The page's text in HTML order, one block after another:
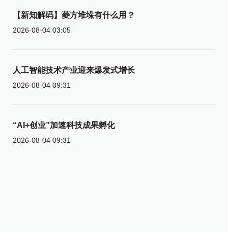
【新知解码】菱方堆垛有什么用？
2026-08-04 03:05
人工智能技术产业迎来爆发式增长
2026-08-04 09:31
“AI+创业”加速科技成果孵化
2026-08-04 09:31